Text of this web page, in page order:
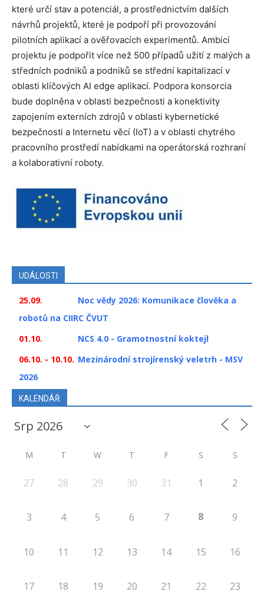
které určí stav a potenciál, a prostřednictvím dalších
návrhů projektů, které je podpoří při provozování
pilotních aplikací a ověřovacích experimentů. Ambicí
projektu je podpořit více než 500 případů užití z malých a
středních podniků a podniků se střední kapitalizací v
oblasti klíčových AI edge aplikací. Podpora konsorcia
bude doplněna v oblasti bezpečnosti a konektivity
zapojením externích zdrojů v oblasti kybernetické
bezpečnosti a Internetu věcí (IoT) a v oblasti chytrého
pracovního prostředí nabídkami na operátorská rozhraní
a kolaborativní roboty.
UDÁLOSTI
25.09.
Noc vědy 2026: Komunikace člověka a
robotů na CIIRC ČVUT
01.10.
NCS 4.0 - Gramotnostní koktejl
06.10. - 10.10. Mezinárodní strojírenský veletrh - MSV
2026
KALENDÁŘ
M T W T F S S
27 28 29 30 31 1 2
3 4 5 6 7 8 9
10 11 12 13 14 15 16
17 18 19 20 21 22 23